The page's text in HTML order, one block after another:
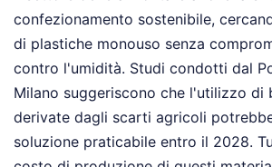
confezionamento sostenibile,
di plastiche monouso senza
contro l'umidità. Studi condotti dal
Milano suggeriscono che l'utilizzo di
derivate dagli scarti agricoli
soluzione praticabile entro il 2028.